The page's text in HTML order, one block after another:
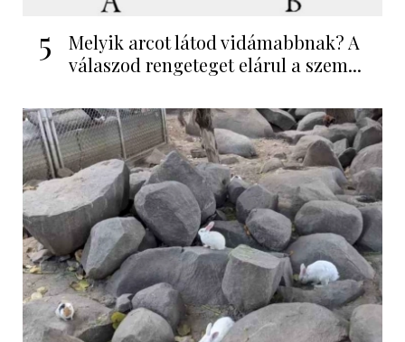
5
Melyik arcot látod vidámabbnak? A
válaszod rengeteget elárul a szem...